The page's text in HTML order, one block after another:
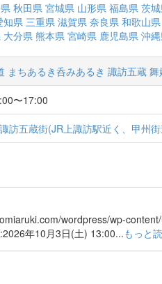
秋田県 宮城県 山形県 福島県 茨
知県 三重県 滋賀県 奈良県 和歌山県
大分県 熊本県 宮崎県 鹿児島県 沖
まちあるき呑みあるき 諏訪五蔵
〜17:00
訪五蔵街(JR上諏訪駅近く、甲州
wordpress/wp-
年10月3日(土) 13:00...もっと